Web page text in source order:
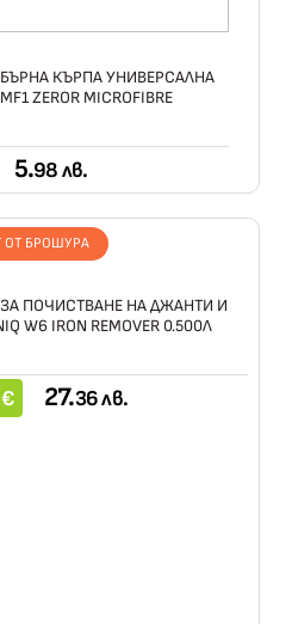
КЪРПА УНИВЕРСАЛНА
ZEROR MICROFIBRE
5.98 лв.
ОТ БРОШУРА
ПОЧИСТВАНЕ НА ДЖАНТИ И
W6 IRON REMOVER 0.500Л
27.36 лв.